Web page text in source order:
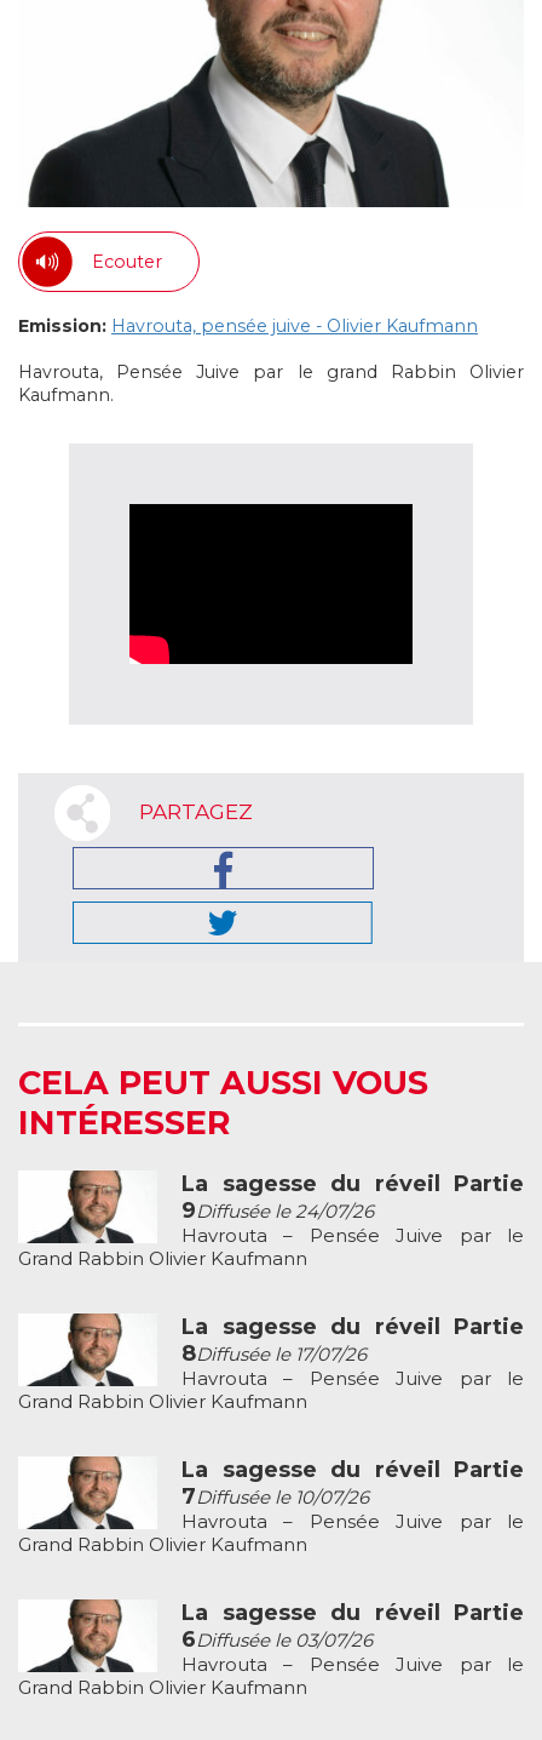
Ecouter
Emission: Havrouta, pensée juive - Olivier Kaufmann
Havrouta, Pensée Juive par le grand Rabbin Olivier
Kaufmann.
PARTAGEZ
CELA PEUT AUSSI VOUS
INTÉRESSER
La sagesse du réveil Partie
9Diffusée le 24/07/26
Havrouta – Pensée Juive par le
Grand Rabbin Olivier Kaufmann
La sagesse du réveil Partie
8Diffusée le 17/07/26
Havrouta – Pensée Juive par le
Grand Rabbin Olivier Kaufmann
La sagesse du réveil Partie
7Diffusée le 10/07/26
Havrouta – Pensée Juive par le
Grand Rabbin Olivier Kaufmann
La sagesse du réveil Partie
6Diffusée le 03/07/26
Havrouta – Pensée Juive par le
Grand Rabbin Olivier Kaufmann